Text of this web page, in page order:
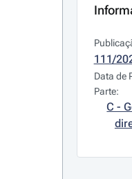
111/
Data de
Parte:
C -